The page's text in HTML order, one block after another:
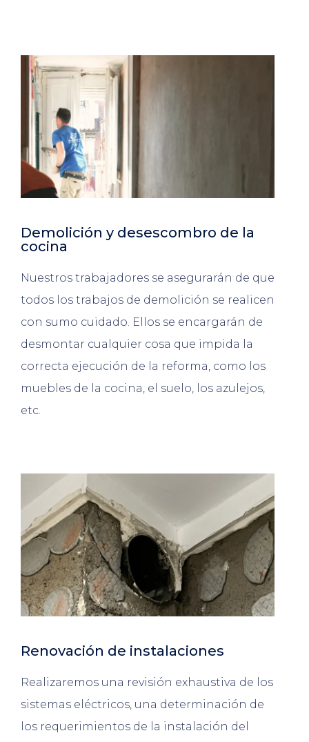
Demolición y desescombro de la
cocina
Nuestros trabajadores se asegurarán de que
todos los trabajos de demolición se realicen
con sumo cuidado. Ellos se encargarán de
desmontar cualquier cosa que impida la
correcta ejecución de la reforma, como los
muebles de la cocina, el suelo, los azulejos,
etc.
Renovación de instalaciones
Realizaremos una revisión exhaustiva de los
sistemas eléctricos, una determinación de
los requerimientos de la instalación del